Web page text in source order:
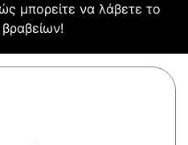
μπορείτε να λάβετε το